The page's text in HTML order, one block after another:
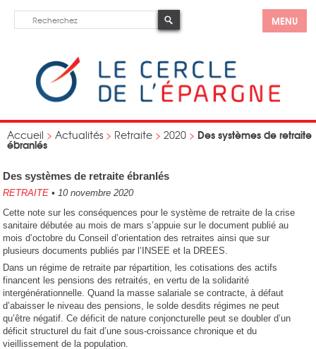
MENU
Accueil > Actualités > Retraite > 2020 > Des systèmes de retraite
ébranlés
Des systèmes de retraite ébranlés
RETRAITE • 10 novembre 2020
Cette note sur les conséquences pour le système de retraite de la crise
sanitaire débutée au mois de mars s’appuie sur le document publié au
mois d’octobre du Conseil d’orientation des retraites ainsi que sur
plusieurs documents publiés par l’INSEE et la DREES.
Dans un régime de retraite par répartition, les cotisations des actifs
financent les pensions des retraités, en vertu de la solidarité
intergénérationnelle. Quand la masse salariale se contracte, à défaut
d’abaisser le niveau des pensions, le solde desdits régimes ne peut
qu’être négatif. Ce déficit de nature conjoncturelle peut se doubler d’un
déficit structurel du fait d’une sous-croissance chronique et du
vieillissement de la population.